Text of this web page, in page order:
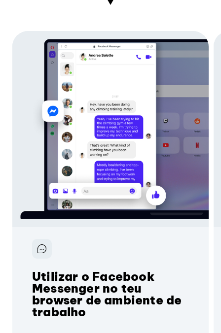
Utilizar o Facebook
Messenger no teu
browser de ambiente de
trabalho